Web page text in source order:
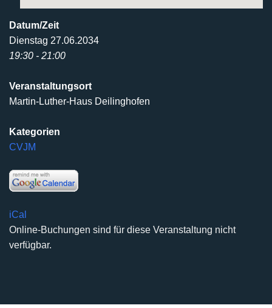
Datum/Zeit
Dienstag 27.06.2034
19:30 - 21:00
Veranstaltungsort
Martin-Luther-Haus Deilinghofen
Kategorien
CVJM
iCal
Online-Buchungen sind für diese Veranstaltung nicht
verfügbar.